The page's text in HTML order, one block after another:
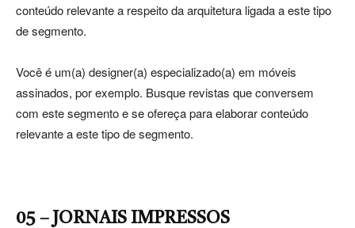
conteúdo relevante a respeito da arquitetura ligada a este tipo
de segmento.
Você é um(a) designer(a) especializado(a) em móveis
assinados, por exemplo. Busque revistas que conversem
com este segmento e se ofereça para elaborar conteúdo
relevante a este tipo de segmento.
05 – JORNAIS IMPRESSOS